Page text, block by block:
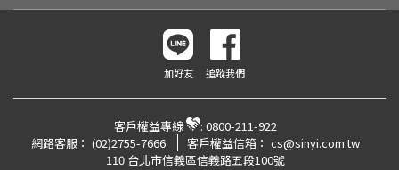
加好友 追蹤我們
客戶權益專線 : 0800-211-922
網路客服： (02)2755-7666 客戶權益信箱： cs@sinyi.com.tw
110 台北市信義區信義路五段100號